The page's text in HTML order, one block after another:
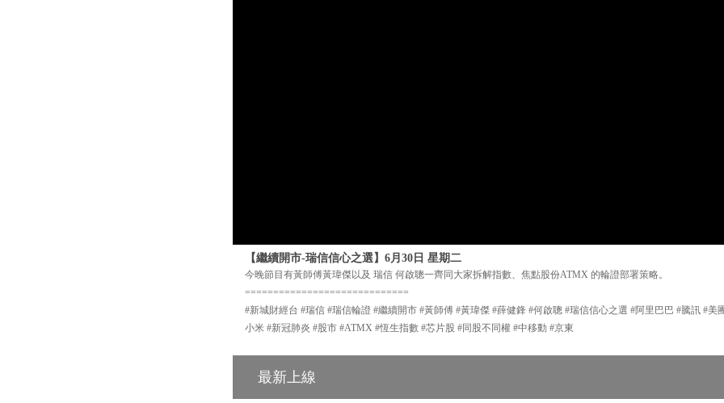
【繼續開市-瑞信信心之選】6月30日 星期二
今晚節目有黃師傅黃瑋傑以及 瑞信 何啟聰一齊同大家拆解指數、焦點股份ATMX 的輪證部署策略。
=============================
#新城財經台 #瑞信 #瑞信輪證 #繼續開市 #黃師傅 #黃瑋傑 #薛健鋒 #何啟聰 #瑞信信心之選 #阿里巴巴 #騰訊 #美
小米 #新冠肺炎 #股市 #ATMX #恆生指數 #芯片股 #同股不同權 #中移動 #京東
最新上線